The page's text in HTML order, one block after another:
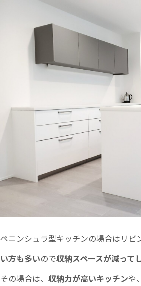
ペニンシュラ型キッチンの場合はリビ
い方も多いので収納スペースが減って
その場合は、 収納力が高いキッチンや、